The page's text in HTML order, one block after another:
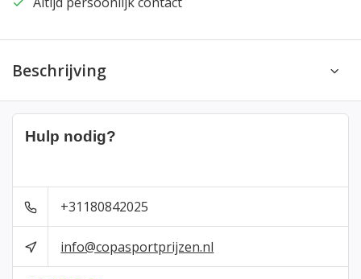
Beschrijving
Hulp nodig?
+31180842025
info@copasportprijzen.nl